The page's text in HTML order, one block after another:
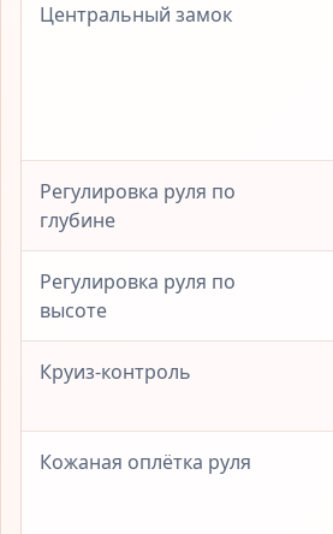
Центральный замок
Регулировка руля по
глубине
Регулировка руля по
высоте
Круиз-контроль
Кожаная оплётка руля